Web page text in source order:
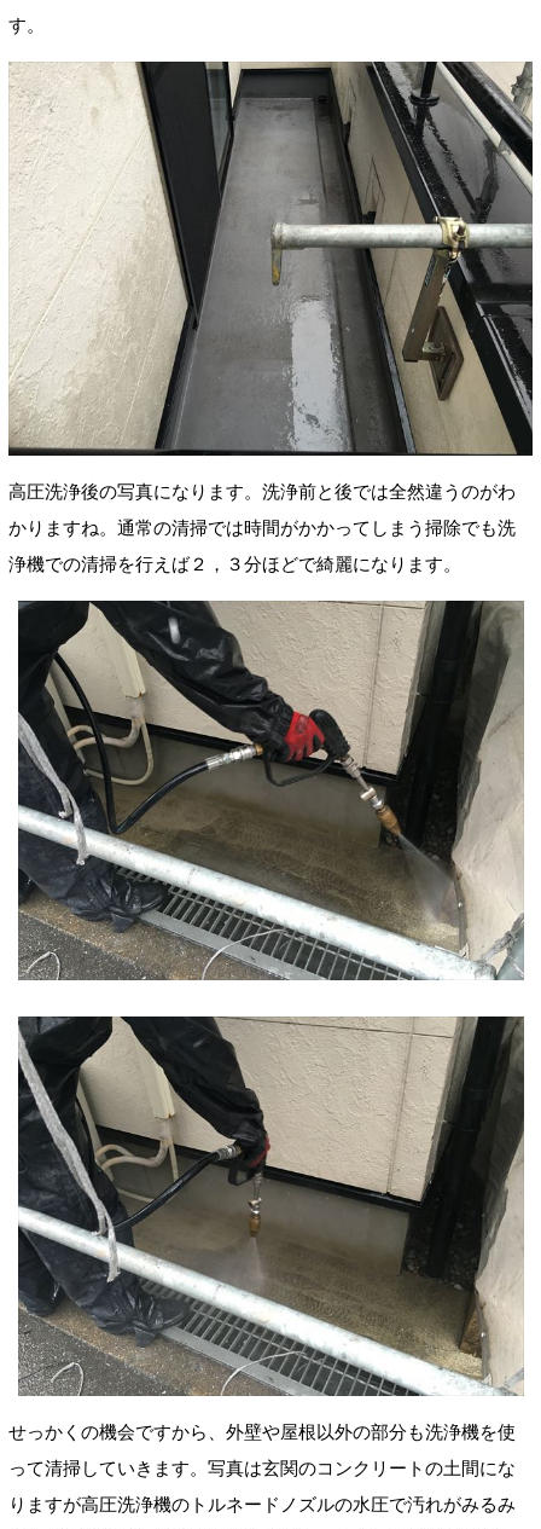
す。
高圧洗浄後の写真になります。洗浄前と後では全然違うのがわ
かりますね。通常の清掃では時間がかかってしまう掃除でも洗
浄機での清掃を行えば２，３分ほどで綺麗になります。
せっかくの機会ですから、外壁や屋根以外の部分も洗浄機を使
って清掃していきます。写真は玄関のコンクリートの土間にな
りますが高圧洗浄機のトルネードノズルの水圧で汚れがみるみ